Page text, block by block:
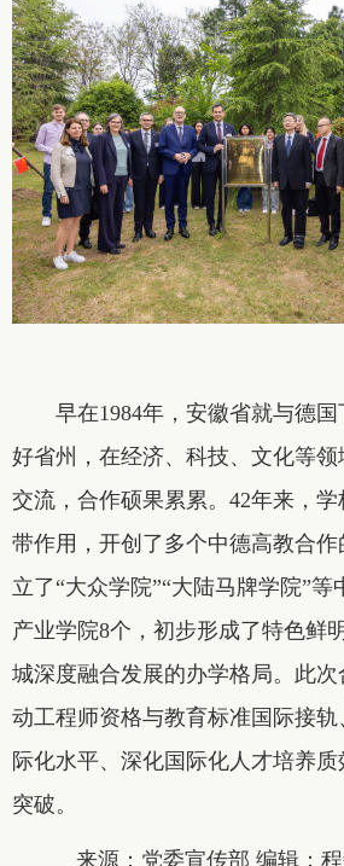
早在1984年，安徽省就与德
好省州，在经济、科技、文化等
交流，合作硕果累累。42年来，
带作用，开创了多个中德高教合作
立了“大众学院”“大陆马牌学院”
产业学院8个，初步形成了特色鲜
城深度融合发展的办学格局。此
动工程师资格与教育标准国际接轨
际化水平、深化国际化人才培养
突破。
来源：党委宣传部 编辑：